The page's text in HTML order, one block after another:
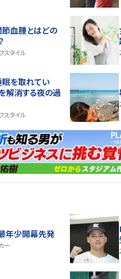
節血腫とはどの
スタイル
を取れてい
解消する夜の過
スタイル
年少開幕先発
ー